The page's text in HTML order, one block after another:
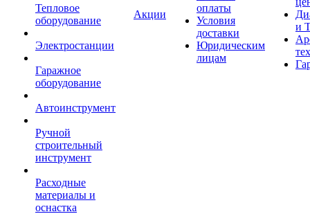
Тепловое
оборудование
Электростанции
Гаражное
оборудование
Автоинструмент
Ручной
строительный
инструмент
Расходные
материалы и
оснастка
Акции
оплаты
Условия
доставки
Юридическим
лицам
и